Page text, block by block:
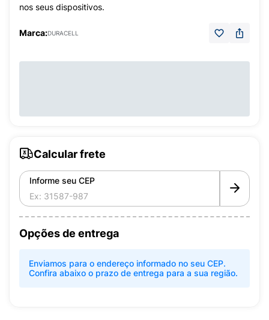
nos seus dispositivos.
Marca:DURACELL
Calcular frete
Informe seu CEP
Opções de entrega
Enviamos para o endereço informado no seu CEP.
Confira abaixo o prazo de entrega para a sua região.